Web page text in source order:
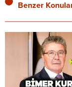
Benzer